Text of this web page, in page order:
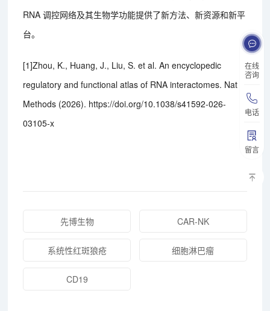
在线
咨询
电话
留言
RNA 调控网络及其生物学功能提供了新方法、新资源和新平
台。
[1]Zhou, K., Huang, J., Liu, S. et al. An encyclopedic
regulatory and functional atlas of RNA interactomes. Nat
Methods (2026). https://doi.org/10.1038/s41592-026-
03105-x
先博生物 CAR-NK
系统性红斑狼疮 细胞淋巴瘤
CD19